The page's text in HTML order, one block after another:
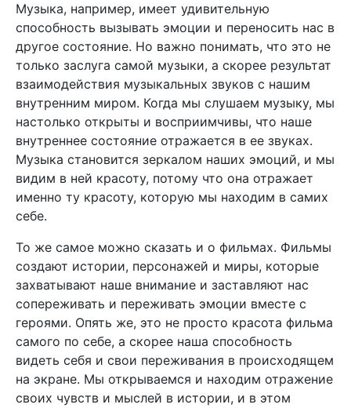
Музыка, например, имеет удивительную
способность вызывать эмоции и переносить нас в
другое состояние. Но важно понимать, что это не
только заслуга самой музыки, а скорее результат
взаимодействия музыкальных звуков с нашим
внутренним миром. Когда мы слушаем музыку, мы
настолько открыты и восприимчивы, что наше
внутреннее состояние отражается в ее звуках.
Музыка становится зеркалом наших эмоций, и мы
видим в ней красоту, потому что она отражает
именно ту красоту, которую мы находим в самих
себе.
То же самое можно сказать и о фильмах. Фильмы
создают истории, персонажей и миры, которые
захватывают наше внимание и заставляют нас
сопереживать и переживать эмоции вместе с
героями. Опять же, это не просто красота фильма
самого по себе, а скорее наша способность
видеть себя и свои переживания в происходящем
на экране. Мы открываемся и находим отражение
своих чувств и мыслей в истории, и в этом